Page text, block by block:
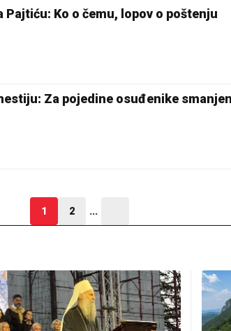
Ko o čemu, lopov o poštenju
Za pojedine osuđenike
1 2 ...